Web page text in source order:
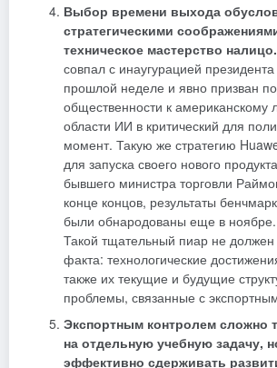
Выбор времени выхода
стратегическими
техническое мастерство налицо.
совпал с инаугурацией
прошлой неделе и явно призван
общественности к американскому
области ИИ в критический для
момент. Такую же стратегию
для запуска своего нового
бывшего министра торговли
конце концов, результаты
были обнародованы еще в ноябре.
Такой тщательный пиар не должен
факта: технологические
также их текущие и будущие
проблемы, связанные с
Экспортным контролем сложно
на отдельную учебную задачу,
эффективно сдерживать